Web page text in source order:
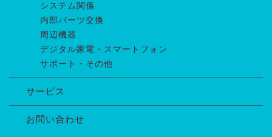
システム関係
内部パーツ交換
周辺機器
デジタル家電・スマートフォン
サポート・その他
サービス
お問い合わせ